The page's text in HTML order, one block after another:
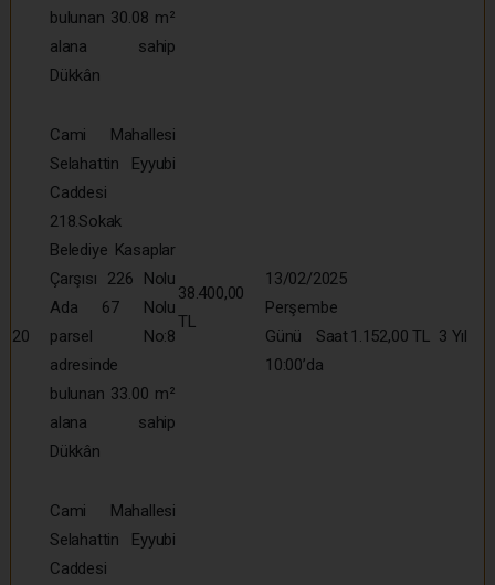
bulunan 30.08 m²
alana sahip
Dükkân
20
Cami Mahallesi
Selahattin Eyyubi
Caddesi
218.Sokak
Belediye Kasaplar
Çarşısı 226 Nolu
Ada 67 Nolu
parsel No:8
adresinde
bulunan 33.00 m²
alana sahip
Dükkân
38.400,00
TL
13/02/2025
Perşembe
Günü Saat
10:00’da
1.152,00 TL 3 Yıl
Cami Mahallesi
Selahattin Eyyubi
Caddesi